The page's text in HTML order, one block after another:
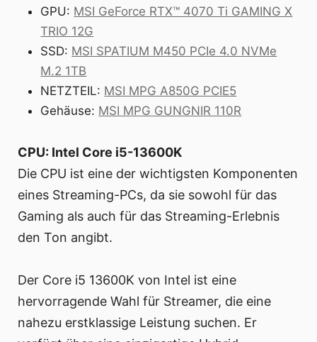
GPU: MSI GeForce RTX™ 4070 Ti GAMING X
TRIO 12G
SSD: MSI SPATIUM M450 PCIe 4.0 NVMe
M.2 1TB
NETZTEIL: MSI MPG A850G PCIE5
Gehäuse: MSI MPG GUNGNIR 110R
CPU: Intel Core i5-13600K
Die CPU ist eine der wichtigsten Komponenten
eines Streaming-PCs, da sie sowohl für das
Gaming als auch für das Streaming-Erlebnis
den Ton angibt.
Der Core i5 13600K von Intel ist eine
hervorragende Wahl für Streamer, die eine
nahezu erstklassige Leistung suchen. Er